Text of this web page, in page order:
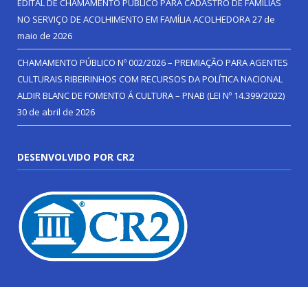
NO SERVIÇO DE ACOLHIMENTO EM FAMÍLIA ACOLHEDORA27 de
maio de 2026
CHAMAMENTO PÚBLICO Nº 002/2026 – PREMIAÇÃO PARA AGENTES
CULTURAIS RIBEIRINHOS COM RECURSOS DA POLÍTICA NACIONAL
ALDIR BLANC DE FOMENTO Á CULTURA – PNAB (LEI Nº 14.399/2022)
30 de abril de 2026
DESENVOLVIDO POR CR2